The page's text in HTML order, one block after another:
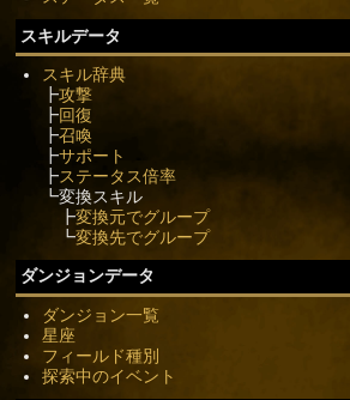
スキルデータ
スキル辞典
┣攻撃
┣回復
┣召喚
┣サポート
┣ステータス倍率
┗変換スキル
┣変換元でグループ
┗変換先でグループ
ダンジョンデータ
ダンジョン一覧
星座
フィールド種別
探索中のイベント